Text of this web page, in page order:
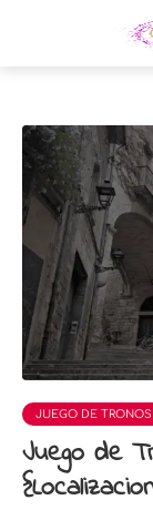
JUEGO DE TRONOS
Juego de